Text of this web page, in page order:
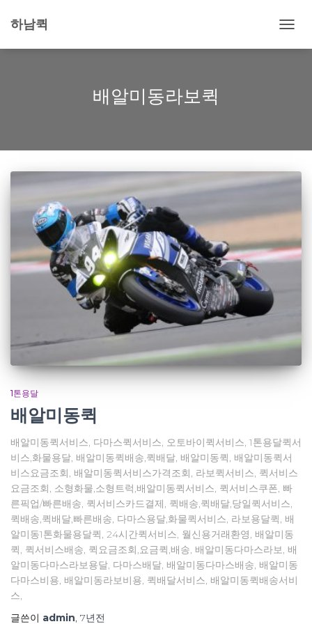
하남퀵
비
배알미동라보퀵
1톤용달
배알미동퀵
배알미동퀵서비스, 다마스퀵서비스, 오토바이퀵서비스, 1톤용달퀵서
비스,화물용달, 배알미동퀵배송,퀵배달, 배알미동퀵, 배알미동퀵서
비스요금조회, 배알미동퀵서비스가격조회, 라보퀵서비스, 퀵서비스
요금조회, 소형화물,소형트럭,배알미동퀵서비스, 퀵서비스쿠폰, 빠
른픽업/빠른배송, 퀵서비스카드결제, 퀵배송,퀵배달,당일퀵서비스,
퀵배송,퀵배달,빠른배송, 다마스용달,화물퀵서비스, 라보용달퀵, 배
알미동1톤화물용달퀵, 24시간퀵서비스, 월신용거래환영, 배알미동
퀵, 퀵서비스배송, 퀵요금조회,요금퀵,배송, 배알미동다마스라보, 배
알미동다마스라보용달, 다마스배달, 배알미동다마스배송, 배알미동
다마스비용, 배알미동라보비용, 퀵배달서비스, 배알미동퀵배송서비
스,
글쓴이 admin, 7년전